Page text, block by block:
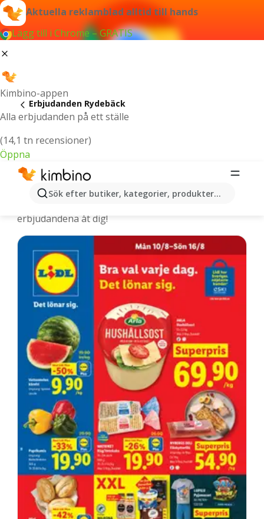
Aktuella reklamblad alltid till hands
Lägg till i Chrome – GRATIS
Kimbino-appen
Alla erbjudanden på ett ställe
(14,1 tn recensioner)
Öppna
Sök efter butiker, kategorier, produkter...
Erbjudanden Rydebäck
Rydebäck - De senaste erbjudandena
erbjudandena åt dig!